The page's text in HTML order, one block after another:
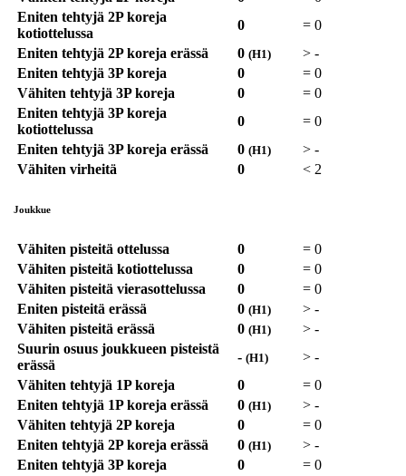
Eniten tehtyjä 2P koreja
kotiottelussa
0 = 0
Eniten tehtyjä 2P koreja erässä
0 (H1) > -
Eniten tehtyjä 3P koreja
0 = 0
Vähiten tehtyjä 3P koreja
0 = 0
Eniten tehtyjä 3P koreja
kotiottelussa
0 = 0
Eniten tehtyjä 3P koreja erässä
0 (H1) > -
Vähiten virheitä
0 < 2
Joukkue
Vähiten pisteitä ottelussa 0 = 0
Vähiten pisteitä kotiottelussa
0 = 0
Vähiten pisteitä vierasottelussa
0 = 0
Eniten pisteitä erässä
0 (H1) > -
Vähiten pisteitä erässä
0 (H1) > -
Suurin osuus joukkueen pisteistä
erässä
- (H1) > -
Vähiten tehtyjä 1P koreja
0 = 0
Eniten tehtyjä 1P koreja erässä
0 (H1) > -
Vähiten tehtyjä 2P koreja
0 = 0
Eniten tehtyjä 2P koreja erässä
0 (H1) > -
Eniten tehtyjä 3P koreja
0 = 0